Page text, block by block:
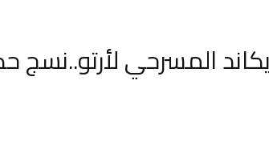
لأرتو..نسج حكاية